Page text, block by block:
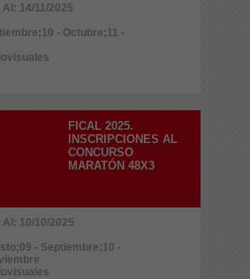
14/11/2025
- Octubre;11 -
FICAL 2025.
INSCRIPCIONES AL
CONCURSO
MARATÓN 48X3
10/10/2025
- Septiembre;10 -